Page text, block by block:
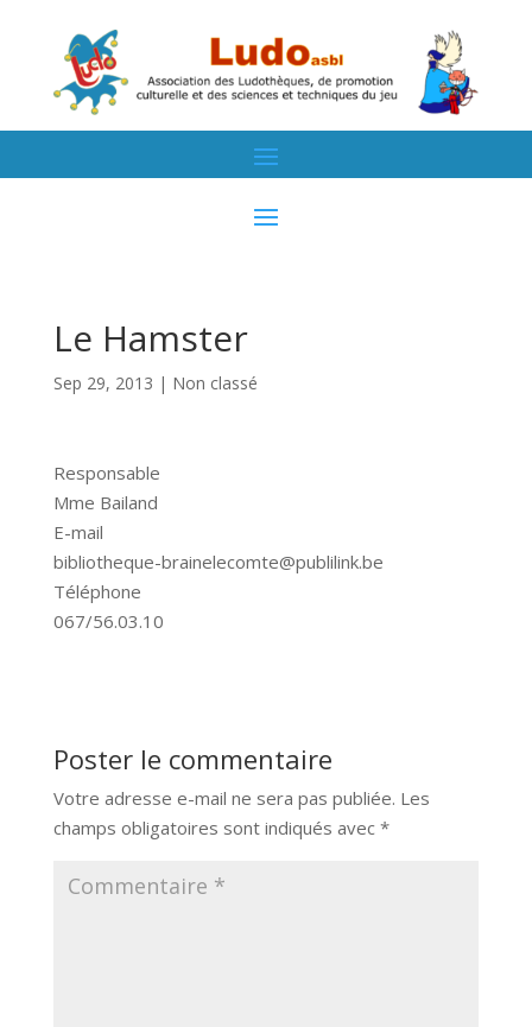
Le Hamster
Sep 29, 2013 | Non classé
Responsable
Mme Bailand
E-mail
bibliotheque-brainelecomte@publilink.be
Téléphone
067/56.03.10
Poster le commentaire
Votre adresse e-mail ne sera pas publiée. Les
champs obligatoires sont indiqués avec *